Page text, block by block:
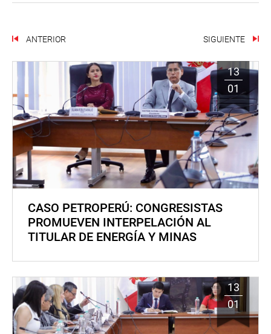
ANTERIOR SIGUIENTE
13
01
CASO PETROPERÚ: CONGRESISTAS
PROMUEVEN INTERPELACIÓN AL
TITULAR DE ENERGÍA Y MINAS
13
01